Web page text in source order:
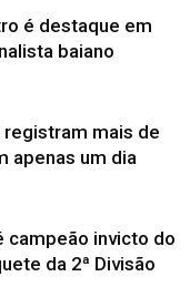
é destaque em
baiano
mais de
apenas um dia
campeão invicto do
da 2ª Divisão